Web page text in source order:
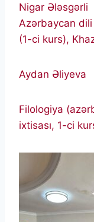
Nigar Ələsgərli
Azərbaycan
(1-ci kurs),
Aydan Əliyeva
Filologiya
ixtisası, 1-ci